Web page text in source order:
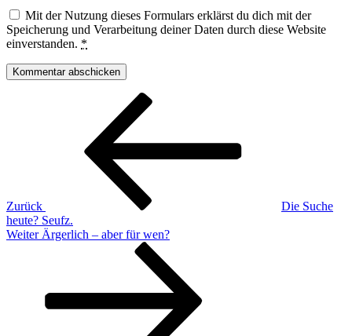
Mit der Nutzung dieses Formulars erklärst du dich mit der
Speicherung und Verarbeitung deiner Daten durch diese Website
einverstanden. *
Beitragsnavigation
Zurück
Die Suche
heute? Seufz.
Nächster
Weiter Ärgerlich – aber für wen?